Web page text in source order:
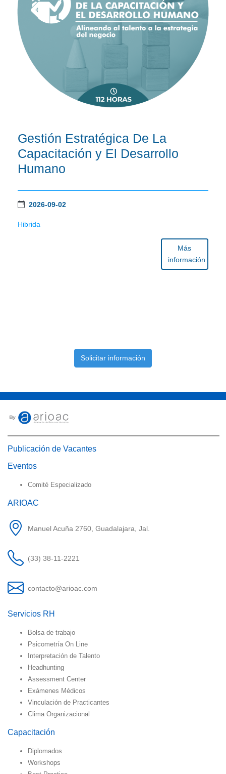
Gestión Estratégica De La
Capacitación y El Desarrollo
Humano
2026-09-02
Hibrida
Más
información
Solicitar información
Publicación de Vacantes
Eventos
Comité Especializado
ARIOAC
Manuel Acuña 2760, Guadalajara, Jal.
(33) 38-11-2221
contacto@arioac.com
Servicios RH
Bolsa de trabajo
Psicometría On Line
Interpretación de Talento
Headhunting
Assessment Center
Exámenes Médicos
Vinculación de Practicantes
Clima Organizacional
Capacitación
Diplomados
Workshops